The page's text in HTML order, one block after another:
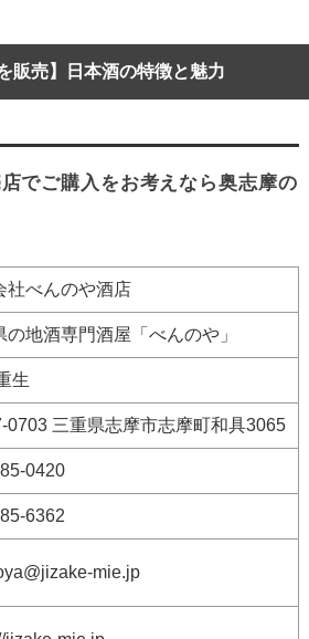
販売】日本酒の特徴と魅力
でご購入をお考えなら奥志摩の
社べんのや酒店
の地酒専門酒屋「べんのや」
生
0703 三重県志摩市志摩町和具3065
0420
6362
mie.jp